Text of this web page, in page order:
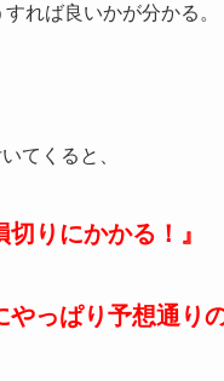
れば良いかが分かる。
てくると、
切りにかかる！』
やっぱり予想通り